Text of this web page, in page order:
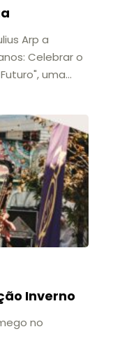
Arp a
Celebrar o
uma
Nova
o legado
sua
e a
Inverno
no